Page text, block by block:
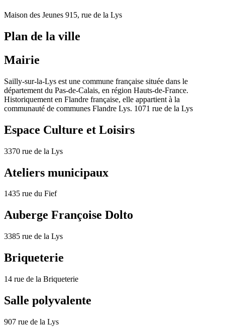
Maison des Jeunes 915, rue de la Lys
Plan de la ville
Mairie
Sailly-sur-la-Lys est une commune française située dans le
département du Pas-de-Calais, en région Hauts-de-France.
Historiquement en Flandre française, elle appartient à la
communauté de communes Flandre Lys. 1071 rue de la Lys
Espace Culture et Loisirs
3370 rue de la Lys
Ateliers municipaux
1435 rue du Fief
Auberge Françoise Dolto
3385 rue de la Lys
Briqueterie
14 rue de la Briqueterie
Salle polyvalente
907 rue de la Lys